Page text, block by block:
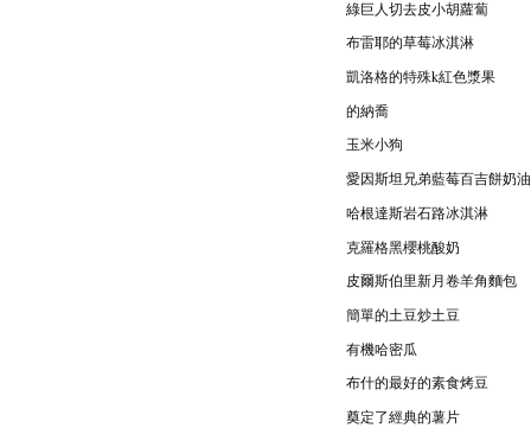
綠巨人切去皮小胡蘿蔔
布雷耶的草莓冰淇淋
凱洛格的特殊k紅色漿果
的納喬
玉米小狗
愛因斯坦兄弟藍莓百吉餅奶
哈根達斯岩石路冰淇淋
克羅格黑櫻桃酸奶
皮爾斯伯里新月卷羊角麵包
簡單的土豆炒土豆
有機哈密瓜
布什的最好的素食烤豆
奠定了經典的薯片